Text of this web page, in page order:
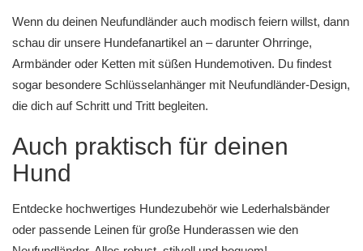
Wenn du deinen Neufundländer auch modisch feiern willst, dann
schau dir unsere Hundefanartikel an – darunter Ohrringe,
Armbänder oder Ketten mit süßen Hundemotiven. Du findest
sogar besondere Schlüsselanhänger mit Neufundländer-Design,
die dich auf Schritt und Tritt begleiten.
Auch praktisch für deinen
Hund
Entdecke hochwertiges Hundezubehör wie Lederhalsbänder
oder passende Leinen für große Hunderassen wie den